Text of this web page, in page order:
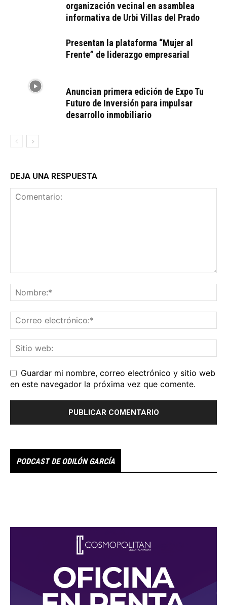
organización vecinal en asamblea
informativa de Urbi Villas del Prado
Presentan la plataforma “Mujer al
Frente” de liderazgo empresarial
Anuncian primera edición de Expo Tu
Futuro de Inversión para impulsar
desarrollo inmobiliario
DEJA UNA RESPUESTA
Guardar mi nombre, correo electrónico y sitio web
en este navegador la próxima vez que comente.
PODCAST DE ODILÓN GARCÍA